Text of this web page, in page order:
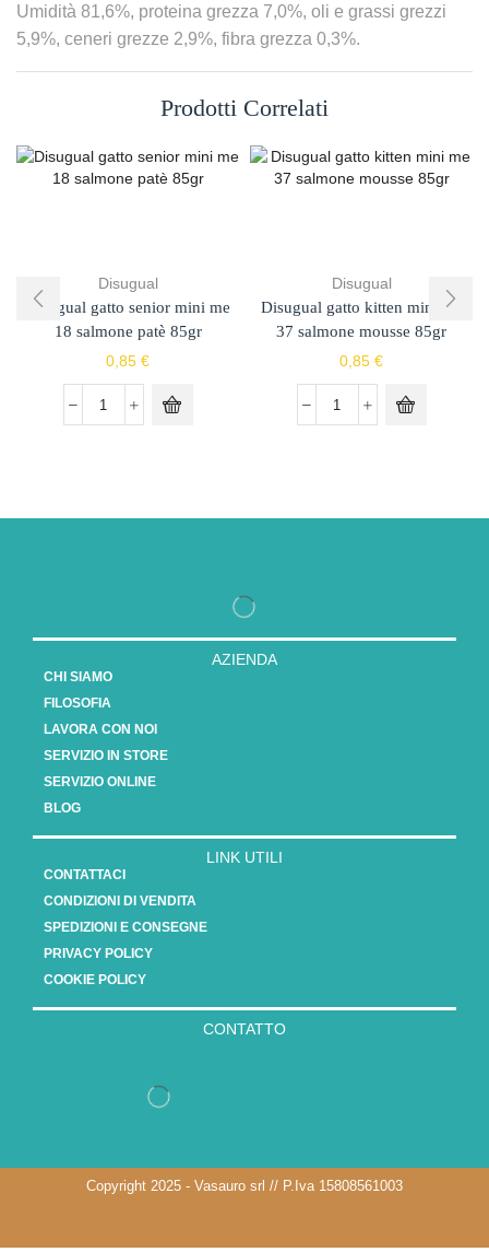
Umidità 81,6%, proteina grezza 7,0%, oli e grassi grezzi
5,9%, ceneri grezze 2,9%, fibra grezza 0,3%.
Prodotti Correlati
Disugual
Disugual gatto senior mini me
18 salmone patè 85gr
0,85 €
Disugual
Disugual gatto kitten mini me
37 salmone mousse 85gr
0,85 €
AZIENDA
CHI SIAMO
FILOSOFIA
LAVORA CON NOI
SERVIZIO IN STORE
SERVIZIO ONLINE
BLOG
LINK UTILI
CONTATTACI
CONDIZIONI DI VENDITA
SPEDIZIONI E CONSEGNE
PRIVACY POLICY
COOKIE POLICY
CONTATTO
Copyright 2025 - Vasauro srl // P.Iva 15808561003